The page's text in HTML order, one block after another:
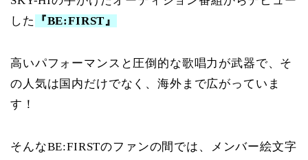
した
『BE:FIRST』
高いパフォーマンスと圧倒的な歌唱力が武器で、そ
の人気は国内だけでなく、海外まで広がっていま
す！
そんなBE:FIRSTのファンの間では、メンバー絵文字